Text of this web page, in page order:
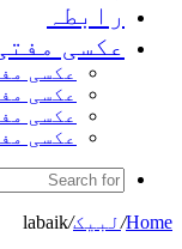
رابطہ
عکسی
عکسی
عکسی
عکسی
عکسی
Home
/لبیک/
labaik